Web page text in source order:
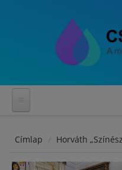
Címlap Horváth